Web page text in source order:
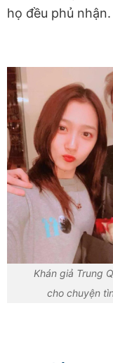
họ đều phủ nhận.
Khán giả Trung
cho chuyện